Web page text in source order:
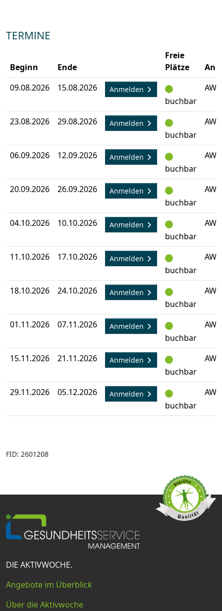
TERMINE
Beginn Ende
Freie
Plätze
09.08.2026
15.08.2026 Anmelden
buchbar
23.08.2026 29.08.2026 Anmelden
buchbar
06.09.2026 12.09.2026 Anmelden
buchbar
20.09.2026 26.09.2026 Anmelden
buchbar
04.10.2026 10.10.2026 Anmelden
buchbar
11.10.2026 17.10.2026 Anmelden
buchbar
18.10.2026 24.10.2026 Anmelden
buchbar
01.11.2026 07.11.2026 Anmelden
buchbar
15.11.2026 21.11.2026 Anmelden
buchbar
29.11.2026 05.12.2026 Anmelden
buchbar
FID: 2601208
DIE AKTIVWOCHE.
Angebote im Überblick
Über die Aktivwoche